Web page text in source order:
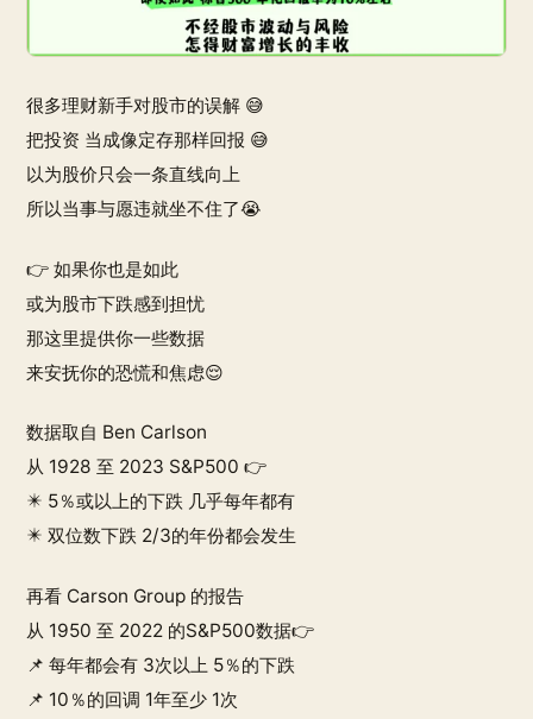
很多理财新手对股市的误解 😅
把投资 当成像定存那样回报 😅
以为股价只会一条直线向上
所以当事与愿违就坐不住了😭
👉 如果你也是如此
或为股市下跌感到担忧
那这里提供你一些数据
来安抚你的恐慌和焦虑😌
数据取自 Ben Carlson
从 1928 至 2023 S&P500 👉
✴️ 5％或以上的下跌 几乎每年都有
✴️ 双位数下跌 2/3的年份都会发生
再看 Carson Group 的报告
从 1950 至 2022 的S&P500数据👉
📌 每年都会有 3次以上 5％的下跌
📌 10％的回调 1年至少 1次